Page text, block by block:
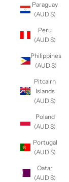
Paraguay
(AUD $)
Peru
(AUD $)
Philippines
(AUD $)
Pitcairn
Islands
(AUD $)
Poland
(AUD $)
Portugal
(AUD $)
Qatar
(AUD $)